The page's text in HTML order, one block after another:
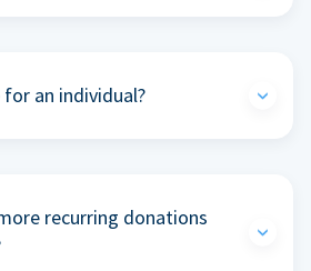
an individual?
recurring donations